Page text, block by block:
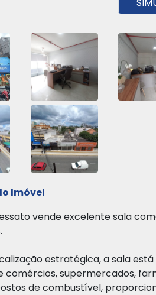
Imóvel
vende excelente sala
estratégica, a sala
comércios, supermercados,
de combustível,